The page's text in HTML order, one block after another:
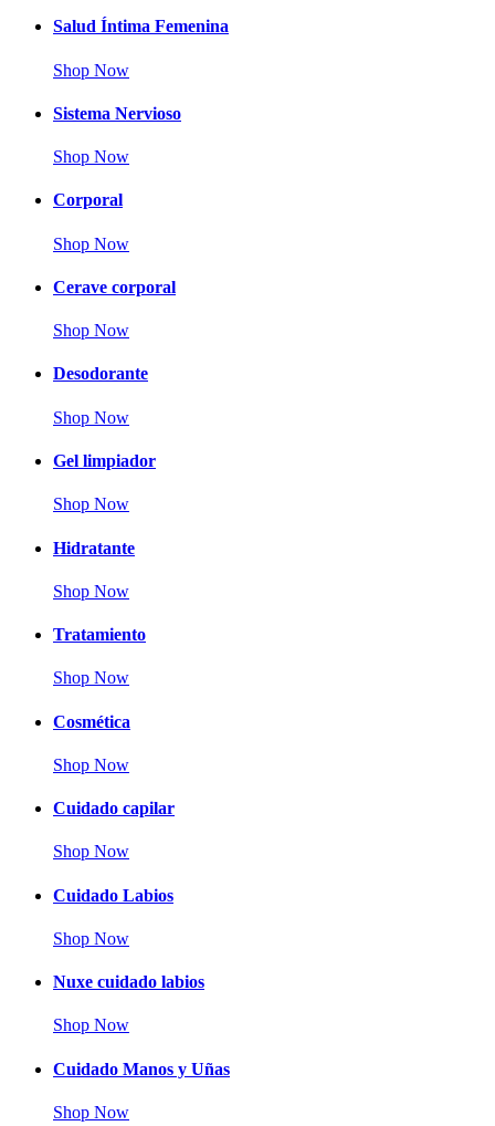
Salud Íntima Femenina
Shop Now
Sistema Nervioso
Shop Now
Corporal
Shop Now
Cerave corporal
Shop Now
Desodorante
Shop Now
Gel limpiador
Shop Now
Hidratante
Shop Now
Tratamiento
Shop Now
Cosmética
Shop Now
Cuidado capilar
Shop Now
Cuidado Labios
Shop Now
Nuxe cuidado labios
Shop Now
Cuidado Manos y Uñas
Shop Now